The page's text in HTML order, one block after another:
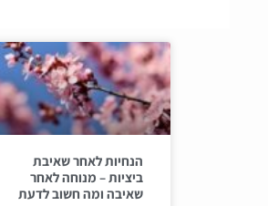
הנחיות לאחר שאיבת
ביציות – מנוחה לאחר
שאיבה ומה חשוב לדעת